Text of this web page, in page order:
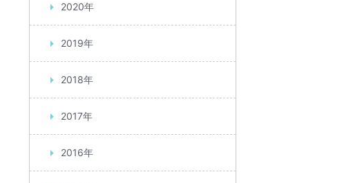
2020年
2019年
2018年
2017年
2016年